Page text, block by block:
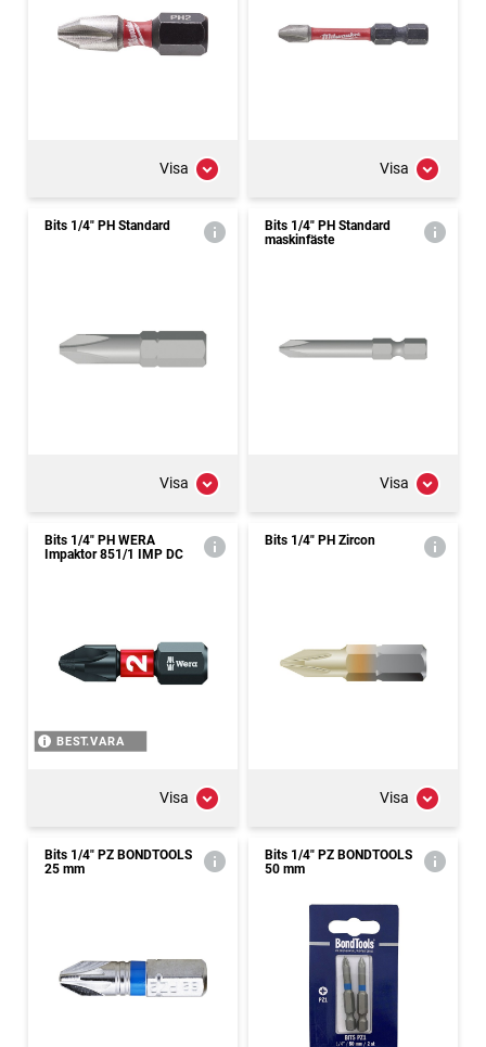
Visa Visa
Bits 1/4" PH Standard
Visa
Bits 1/4" PH Standard
maskinfäste
Visa
Bits 1/4" PH WERA
Impaktor 851/1 IMP DC
BEST.VARA
Visa
Bits 1/4" PH Zircon
Visa
Bits 1/4" PZ BONDTOOLS
25 mm
Bits 1/4" PZ BONDTOOLS
50 mm